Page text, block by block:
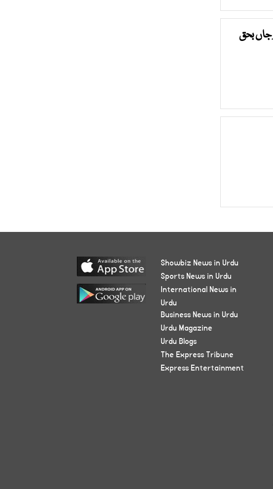
Showbiz News in Urdu
Sports News in Urdu
International News in
Urdu
Business News in Urdu
Urdu Magazine
Urdu Blogs
The Express Tribune
Express Entertainment